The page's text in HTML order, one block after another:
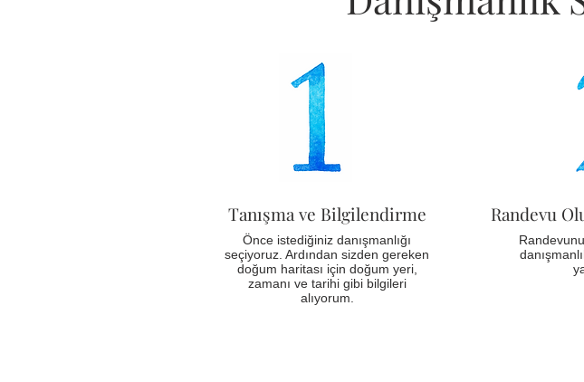
Tanışma ve Bilgilendirme
Önce istediğiniz danışmanlığı
seçiyoruz. Ardından sizden gereken
doğum haritası için doğum yeri,
zamanı ve tarihi gibi bilgileri
alıyorum.
Randevu